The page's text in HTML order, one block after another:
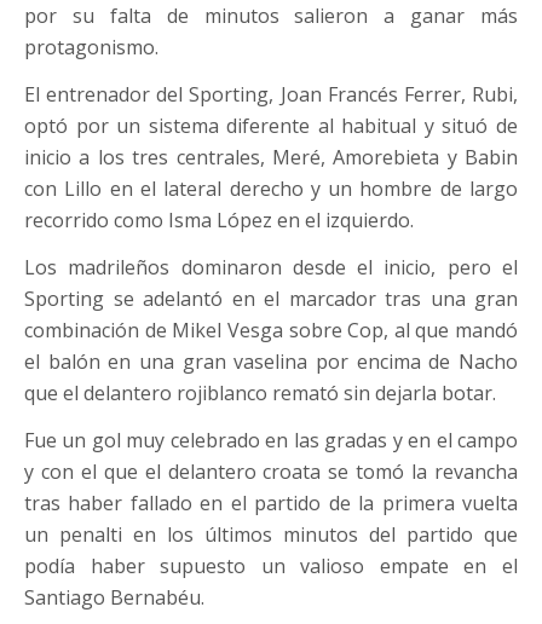
por su falta de minutos salieron a ganar más
protagonismo.
El entrenador del Sporting, Joan Francés Ferrer, Rubi,
optó por un sistema diferente al habitual y situó de
inicio a los tres centrales, Meré, Amorebieta y Babin
con Lillo en el lateral derecho y un hombre de largo
recorrido como Isma López en el izquierdo.
Los madrileños dominaron desde el inicio, pero el
Sporting se adelantó en el marcador tras una gran
combinación de Mikel Vesga sobre Cop, al que mandó
el balón en una gran vaselina por encima de Nacho
que el delantero rojiblanco remató sin dejarla botar.
Fue un gol muy celebrado en las gradas y en el campo
y con el que el delantero croata se tomó la revancha
tras haber fallado en el partido de la primera vuelta
un penalti en los últimos minutos del partido que
podía haber supuesto un valioso empate en el
Santiago Bernabéu.